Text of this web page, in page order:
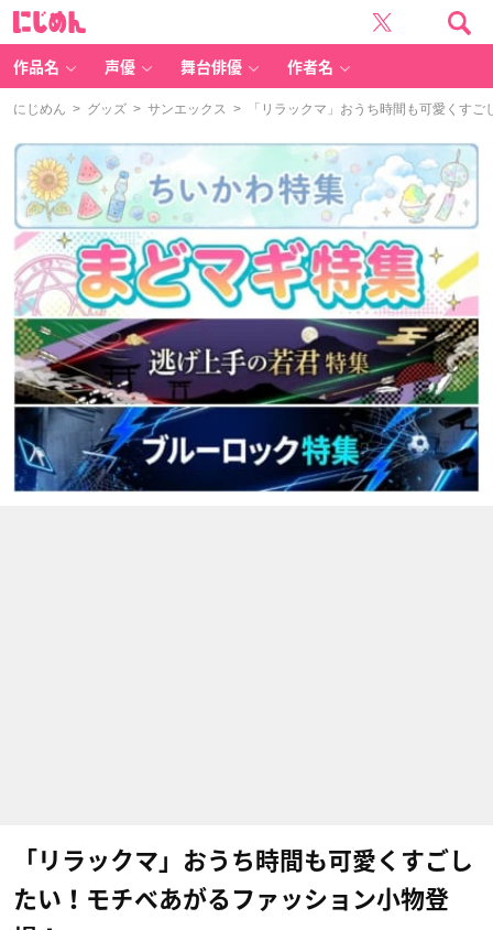
作品名 声優 舞台俳優 作者名
にじめん > グッズ > サンエックス > 「リラックマ」おうち時間も可愛くすご
「リラックマ」おうち時間も可愛くすごし
たい！モチベあがるファッション小物登